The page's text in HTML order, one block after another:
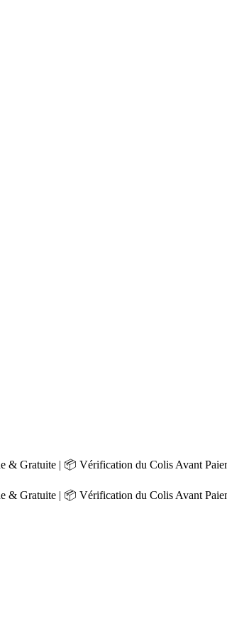
& Gratuite | 📦 Vérification du Colis Avant
& Gratuite | 📦 Vérification du Colis Avant